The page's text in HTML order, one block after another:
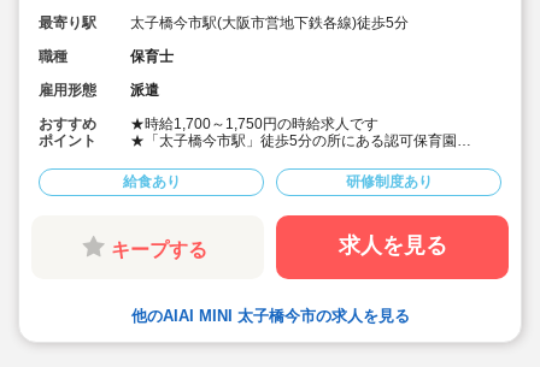
最寄り駅
太子橋今市駅(大阪市営地下鉄各線)徒歩5分
職種
保育士
雇用形態
派遣
おすすめ
ポイント
★時給1,700～1,750円の時給求人です
★「太子橋今市駅」徒歩5分の所にある認可保育園
17:30 など週5日程度、平日8時間程度ご勤務できる方
歓迎です
★保育士専任のコンサルタントがあなたの派遣就業を安
心サポートいたします
★英語は遊びを通して専任講師が年齢に応じて対応して
ています
★食育プログラムとして、食糧生産から消費までの過程
を体験することで、食や健康に対する興味を引き出して
給食あり 研修制度あり
キープする 求人を見る
他のAIAI MINI 太子橋今市の求人を見る